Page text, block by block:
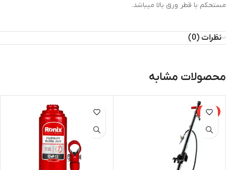
مستحکم با قطر ورق بالا میباشد.
نظرات (0)
محصولات مشابه
-15%